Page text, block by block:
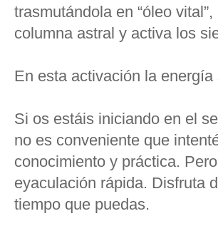
trasmutándola en “óleo
columna astral y activa los
En esta activación la
Si os estáis iniciando en el
no es conveniente que
conocimiento y práctica.
eyaculación rápida. Disfruta
tiempo que puedas.